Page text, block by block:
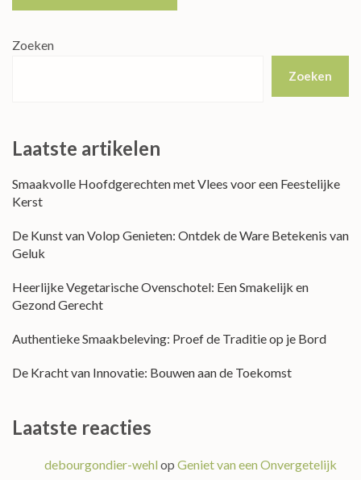
Zoeken
Zoeken
Laatste artikelen
Smaakvolle Hoofdgerechten met Vlees voor een Feestelijke
Kerst
De Kunst van Volop Genieten: Ontdek de Ware Betekenis van
Geluk
Heerlijke Vegetarische Ovenschotel: Een Smakelijk en
Gezond Gerecht
Authentieke Smaakbeleving: Proef de Traditie op je Bord
De Kracht van Innovatie: Bouwen aan de Toekomst
Laatste reacties
debourgondier-wehl op Geniet van een Onvergetelijk